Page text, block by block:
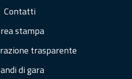
Contatti
stampa
trasparente
di gara